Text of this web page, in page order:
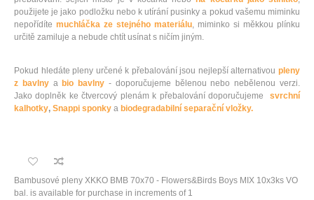
použijete je jako podložku nebo k utírání pusinky a pokud vašemu miminku
nepořídíte muchláčka ze stejného materiálu, miminko si měkkou plínku
určitě zamiluje a nebude chtít usínat s ničím jiným.
Pokud hledáte pleny určené k přebalování jsou nejlepší alternativou pleny
z bavlnya bio bavlny - doporučujeme bělenou nebo nebělenou verzi.
Jako doplněk ke čtvercový plenám k přebalování doporučujeme svrchní
kalhotky, Snappi sponky a biodegradabilní separační vložky.
Bambusové pleny XKKO BMB 70x70 - Flowers&Birds Boys MIX 10x3ks VO
bal. is available for purchase in increments of 1